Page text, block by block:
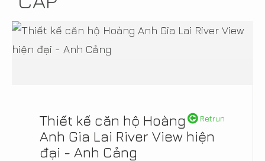
Retrun
Thiết kế căn hộ Hoàng
Anh Gia Lai River View hiện
đại - Anh Cảng